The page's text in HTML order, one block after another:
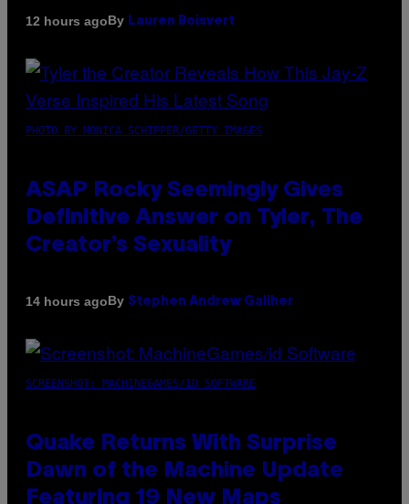
12 hours agoBy Lauren Boisvert
PHOTO BY MONICA SCHIPPER/GETTY IMAGES
ASAP Rocky Seemingly Gives
Definitive Answer on Tyler, The
Creator’s Sexuality
14 hours agoBy Stephen Andrew Galiher
SCREENSHOT: MACHINEGAMES/ID SOFTWARE
Quake Returns With Surprise
Dawn of the Machine Update
Featuring 19 New Maps